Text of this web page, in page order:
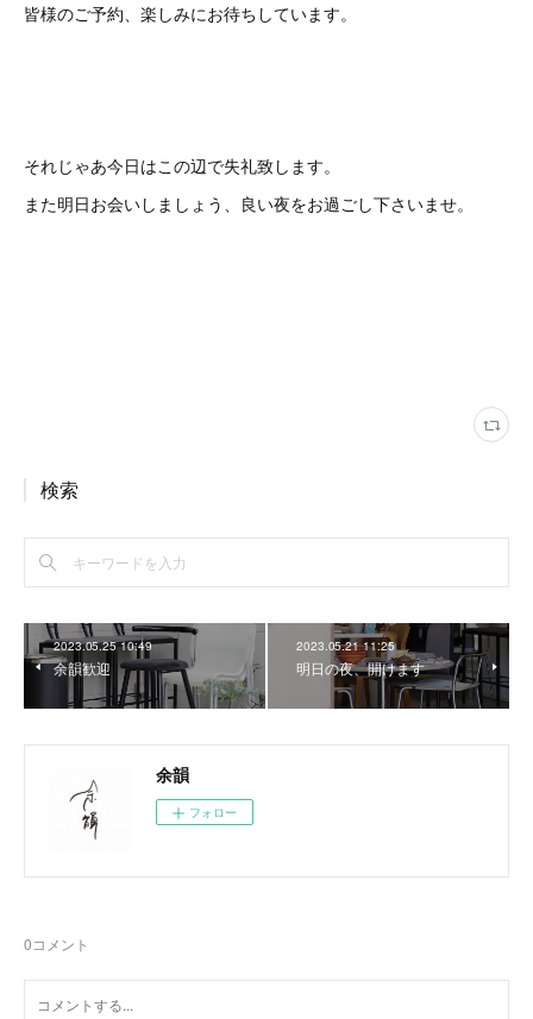
皆様のご予約、楽しみにお待ちしています。
それじゃあ今日はこの辺で失礼致します。
また明日お会いしましょう、良い夜をお過ごし下さいませ。
検索
2023.05.25 10:49
余韻歓迎
2023.05.21 11:25
明日の夜、開けます
余韻
フォロー
0コメント